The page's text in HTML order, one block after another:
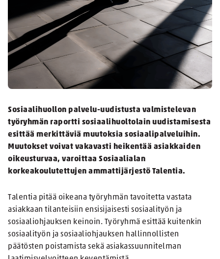
Sosiaalihuollon palvelu-uudistusta valmistelevan
työryhmän raportti sosiaalihuoltolain uudistamisesta
esittää merkittäviä muutoksia sosiaalipalveluihin.
Muutokset voivat vakavasti heikentää asiakkaiden
oikeusturvaa, varoittaa Sosiaalialan
korkeakoulutettujen ammattijärjestö Talentia.
Talentia pitää oikeana työryhmän tavoitetta vastata
asiakkaan tilanteisiin ensisijaisesti sosiaalityön ja
sosiaaliohjauksen keinoin. Työryhmä esittää kuitenkin
sosiaalityön ja sosiaaliohjauksen hallinnollisten
päätösten poistamista sekä asiakassuunnitelman